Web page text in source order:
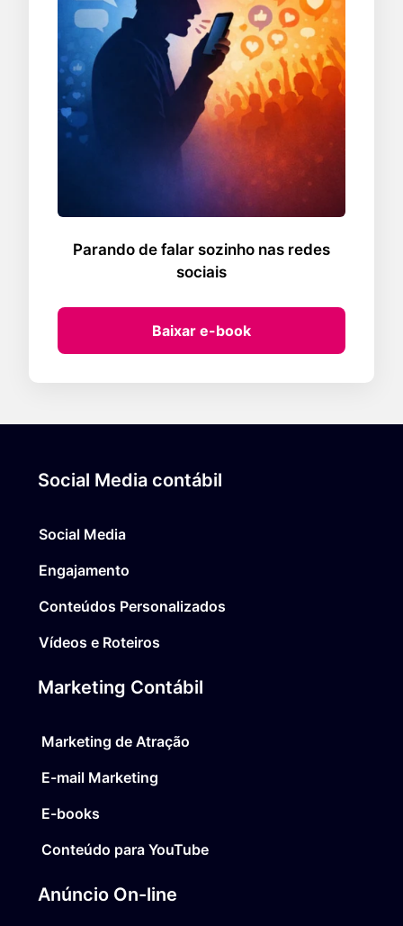
Parando de falar sozinho nas redes
sociais
Baixar e-book
Social Media contábil
Social Media
Engajamento
Conteúdos Personalizados
Vídeos e Roteiros
Marketing Contábil
Marketing de Atração
E-mail Marketing
E-books
Conteúdo para YouTube
Anúncio On-line